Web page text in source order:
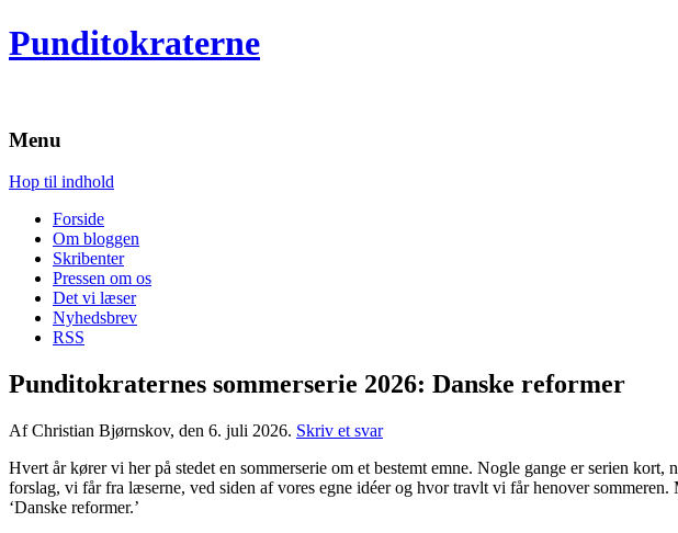
Punditokraterne
Menu
Hop til indhold
Forside
Om bloggen
Skribenter
Pressen om os
Det vi læser
Nyhedsbrev
RSS
Punditokraternes sommerserie 2026: Danske reformer
Af Christian Bjørnskov, den 6. juli 2026. Skriv et svar
Hvert år kører vi her på stedet en sommerserie om et bestemt emne. Nogle gange er serien
forslag, vi får fra læserne, ved siden af vores egne idéer og hvor travlt vi får henover
‘Danske reformer.’